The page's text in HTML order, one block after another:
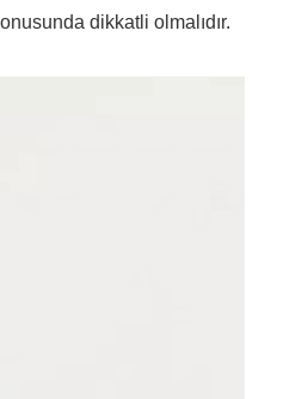
dikkatli olmalıdır.